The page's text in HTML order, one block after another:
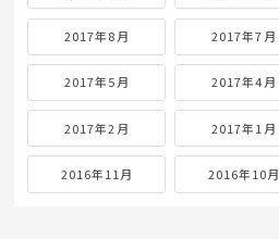
2017年8月 2017年7月
2017年5月 2017年4月
2017年2月 2017年1月
2016年11月 2016年10月